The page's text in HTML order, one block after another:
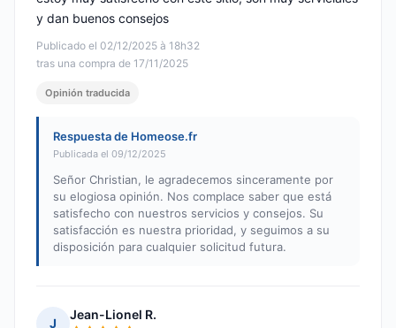
Publicado el 02/12/2025 à 18h32
tras una compra de 17/11/2025
y dan buenos consejos
Opinión traducida
Respuesta de Homeose.fr
Publicada el 09/12/2025
Señor Christian, le agradecemos sinceramente por
su elogiosa opinión. Nos complace saber que está
satisfecho con nuestros servicios y consejos. Su
satisfacción es nuestra prioridad, y seguimos a su
disposición para cualquier solicitud futura.
J
Jean-Lionel R.